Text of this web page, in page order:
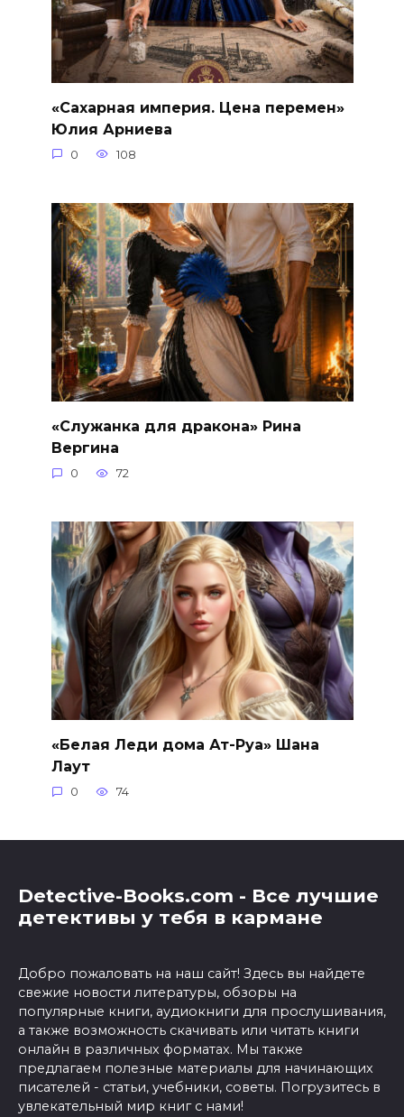
«Сахарная империя. Цена перемен»
Юлия Арниева
0 108
«Служанка для дракона» Рина
Вергина
0 72
«Белая Леди дома Ат-Руа» Шана
Лаут
0 74
Detective-Books.com - Все лучшие
детективы у тебя в кармане
Добро пожаловать на наш сайт! Здесь вы найдете
свежие новости литературы, обзоры на
популярные книги, аудиокниги для прослушивания,
а также возможность скачивать или читать книги
онлайн в различных форматах. Мы также
предлагаем полезные материалы для начинающих
писателей - статьи, учебники, советы. Погрузитесь в
увлекательный мир книг с нами!